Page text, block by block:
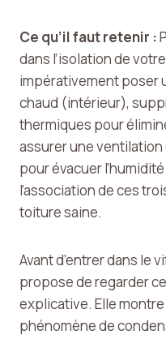
Ce qu’il faut retenir :
dans l’isolation de
impérativement poser
chaud (intérieur),
thermiques pour
assurer une ventilation
pour évacuer
l’association de ces
toiture saine.
Avant d’entrer dans le
propose de regarder
explicative. Elle
phénomène de